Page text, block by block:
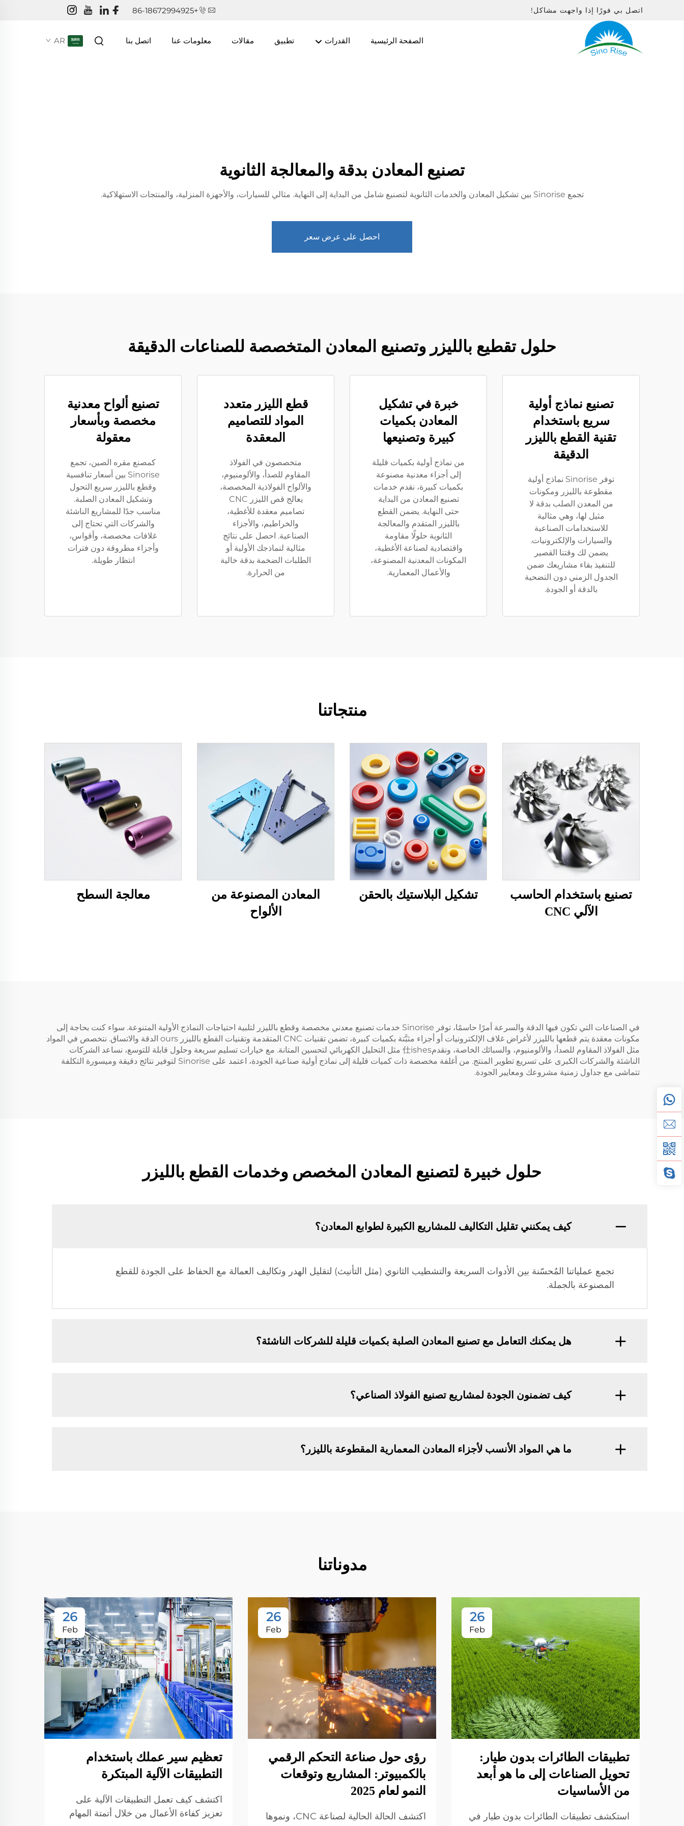
اتصل بي فورًا إذا واجهت مشاكل! +86-18672994925
الصفحة الرئيسية القدرات تطبيق مقالات معلومات عنا اتصل بنا AR
تصنيع المعادن بدقة والمعالجة الثانوية
تجمع Sinorise بين تشكيل المعادن والخدمات الثانوية لتصنيع شامل من البداية إلى النهاية. مثالي للسيارات، والأجهزة المنزلية، والمنتجات الاستهلاكية.
احصل على عرض سعر
حلول تقطيع بالليزر وتصنيع المعادن المتخصصة للصناعات الدقيقة
تصنيع نماذج أولية
سريع باستخدام
تقنية القطع بالليزر
الدقيقة
توفر Sinorise نماذج أولية
مقطوعة بالليزر ومكونات
من المعدن الصلب بدقة لا
مثيل لها، وهي مثالية
للاستخدامات الصناعية
والسيارات والإلكترونيات.
يضمن لك وقتنا القصير
للتنفيذ بقاء مشاريعك ضمن
الجدول الزمني دون التضحية
بالدقة أو الجودة.
خبرة في تشكيل
المعادن بكميات
كبيرة وتصنيعها
من نماذج أولية بكميات قليلة
إلى أجزاء معدنية مصنوعة
بكميات كبيرة، نقدم خدمات
تصنيع المعادن من البداية
حتى النهاية. يضمن القطع
بالليزر المتقدم والمعالجة
الثانوية حلولًا مقاومة
واقتصادية لصناعة الأغطية،
المكونات المعدنية المصنوعة،
والأعمال المعمارية.
قطع الليزر متعدد
المواد للتصاميم
المعقدة
متخصصون في الفولاذ
المقاوم للصدأ، والألومنيوم،
والألواح الفولاذية المخصصة،
يعالج قص الليزر CNC
تصاميم معقدة للأغطية،
والخراطيم، والأجزاء
الصناعية. احصل على نتائج
مثالية لنماذجك الأولية أو
الطلبات الضخمة بدقة خالية
من الحرارة.
تصنيع ألواح معدنية
مخصصة وبأسعار
معقولة
كمصنع مقره الصين، تجمع
Sinorise بين أسعار تنافسية
وقطع بالليزر سريع التحول
وتشكيل المعادن الصلبة.
مناسب جدًا للمشاريع الناشئة
والشركات التي تحتاج إلى
غلافات مخصصة، وأقواس،
وأجزاء مطروقة دون فترات
انتظار طويلة.
منتجاتنا
تصنيع باستخدام الحاسب
الآلي CNC
تشكيل البلاستيك بالحقن
المعادن المصنوعة من
الألواح
معالجة السطح
في الصناعات التي تكون فيها الدقة والسرعة أمرًا حاسمًا، توفر Sinorise خدمات تصنيع معدني مخصصة وقطع بالليزر لتلبية احتياجات النماذج الأولية المتنوعة. سواء كنت بحاجة إلى
مكونات معقدة يتم قطعها بالليزر لأغراض غلاف الإلكترونيات أو أجزاء مثبَّتة بكميات كبيرة، تضمن تقنيات CNC المتقدمة وتقنيات القطع بالليزر ours الدقة والاتساق. نتخصص في المواد
مثل الفولاذ المقاوم للصدأ، والألومنيوم، والسبائك الخاصة، ونقدم仕ishes مثل التحليل الكهربائي لتحسين المتانة. مع خيارات تسليم سريعة وحلول قابلة للتوسع، نساعد الشركات
الناشئة والشركات الكبرى على تسريع تطوير المنتج. من أغلفة مخصصة ذات كميات قليلة إلى نماذج أولية صناعية الجودة، اعتمد على Sinorise لتوفير نتائج دقيقة وميسورة التكلفة
تتماشى مع جداول زمنية مشروعك ومعايير الجودة.
حلول خبيرة لتصنيع المعادن المخصص وخدمات القطع بالليزر
كيف يمكنني تقليل التكاليف للمشاريع الكبيرة لطوابع المعادن؟
تجمع عملياتنا المُحسّنة بين الأدوات السريعة والتشطيب الثانوي (مثل التأنيث) لتقليل الهدر وتكاليف العمالة مع الحفاظ على الجودة للقطع
المصنوعة بالجملة.
هل يمكنك التعامل مع تصنيع المعادن الصلبة بكميات قليلة للشركات الناشئة؟
كيف تضمنون الجودة لمشاريع تصنيع الفولاذ الصناعي؟
ما هي المواد الأنسب لأجزاء المعادن المعمارية المقطوعة بالليزر؟
مدوناتنا
26
Feb
تطبيقات الطائرات بدون طيار:
تحويل الصناعات إلى ما هو أبعد
من الأساسيات
استكشف تطبيقات الطائرات بدون طيار في
26
Feb
رؤى حول صناعة التحكم الرقمي
بالكمبيوتر: المشاريع وتوقعات
النمو لعام 2025
اكتشف الحالة الحالية لصناعة CNC، ونموها
26
Feb
تعظيم سير عملك باستخدام
التطبيقات الآلية المبتكرة
اكتشف كيف تعمل التطبيقات الآلية على
تعزيز كفاءة الأعمال من خلال أتمتة المهام